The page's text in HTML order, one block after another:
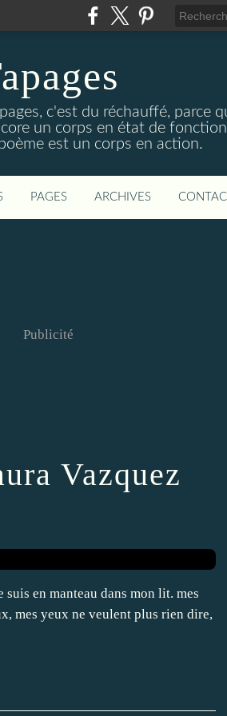
c'est du réchauffé, parce
un corps en état de
est un corps en action.
PAGES ARCHIVES
Publicité
Vazquez
en manteau dans mon lit. mes
mes yeux ne veulent plus rien dire,